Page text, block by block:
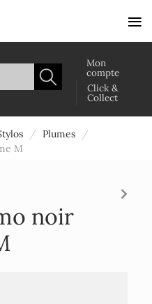
Mon
compte
Click &
Collect
/ Plumes
/
M
noir
≡